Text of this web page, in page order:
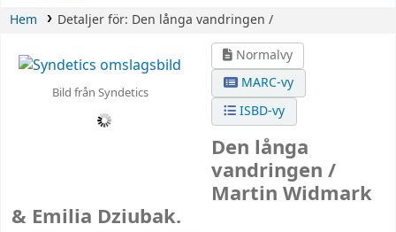
Hem Detaljer för: Den långa vandringen /
Bild från Syndetics
Normalvy
MARC-vy
ISBD-vy
Den långa
vandringen /
Martin Widmark
& Emilia Dziubak.